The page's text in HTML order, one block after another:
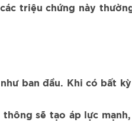
triệu chứng này
ban đầu. Khi có bất
sẽ tạo áp lực